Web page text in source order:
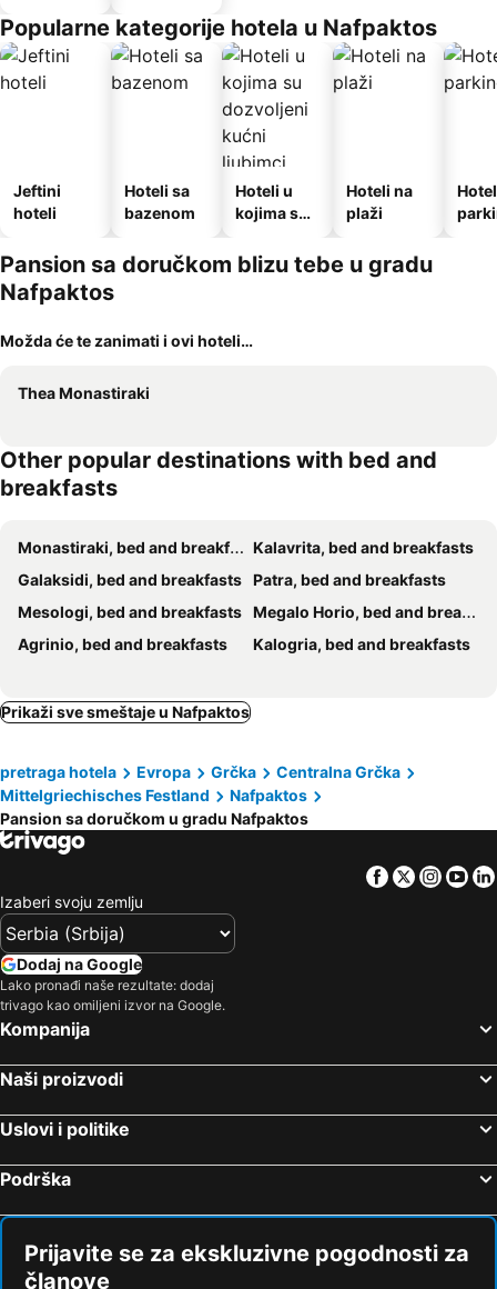
Popularne kategorije hotela u Nafpaktos
Jeftini
hoteli
Hoteli sa
bazenom
Hoteli u
kojima su
kućni
ljubimci
Hoteli na
plaži
Pansion sa doručkom blizu tebe u gradu
Nafpaktos
Možda će te zanimati i ovi hoteli…
Thea Monastiraki
Other popular destinations with bed and
breakfasts
Monastiraki, bed and breakfasts
Kalavrita, bed and breakfasts
Galaksidi, bed and breakfasts Patra, bed and breakfasts
Mesologi, bed and breakfasts Megalo Horio, bed and breakfasts
Agrinio, bed and breakfasts
Kalogria, bed and breakfasts
Prikaži sve smeštaje u Nafpaktos
pretraga hotela Evropa Grčka
Centralna Grčka
Mittelgriechisches Festland
Nafpaktos
Pansion sa doručkom u gradu Nafpaktos
Facebook
Twitter
Izaberi svoju zemlju
Dodaj na Google
Lako pronađi naše rezultate: dodaj
trivago kao omiljeni izvor na Google.
Kompanija
Naši proizvodi
Uslovi i politike
Podrška
Prijavite se za ekskluzivne pogodnosti za
članove